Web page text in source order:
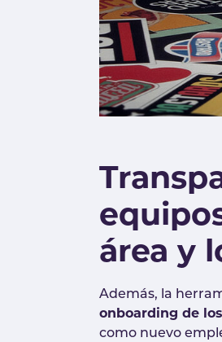
área y
Además, la
onboarding de
como nuevo